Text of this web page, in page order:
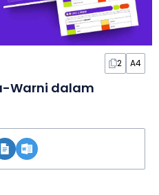
2 A4
Warni dalam